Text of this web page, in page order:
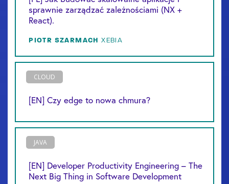
sprawnie zarządzać zależnościami (NX +
React).
PIOTR SZARMACH XEBIA
CLOUD
[EN] Czy edge to nowa chmura?
JAVA
[EN] Developer Productivity Engineering – The
Next Big Thing in Software Development